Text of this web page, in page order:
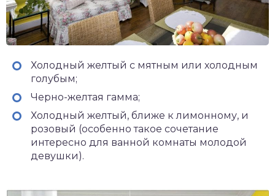
Холодный желтый с мятным или холодным
голубым;
Черно-желтая гамма;
Холодный желтый, ближе к лимонному, и
розовый (особенно такое сочетание
интересно для ванной комнаты молодой
девушки).